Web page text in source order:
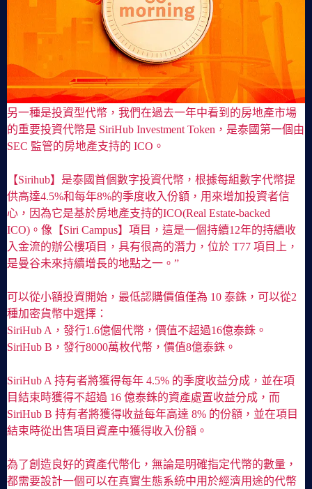
另一種是投資型代幣，我們在過去一年中看到的房地產市場
的重要投資代幣是 SiriHub Investment Token，是泰國第一個由
SEC 監管的房地產支持的 ICO。
【Sirihub】是泰國首個數字投資代幣，根據每組數字代幣提
供高達4.5%和每年8%的季度收入份額，用來增加投資者信
心，因為它是基於房地產支持的ICO(Real Estate-backed
ICO)。像【Siri Campus】項目，這是一個持續12年的持續收
入金流的辦公樓項目，具有很高的潛力，位於 T77 項目上，
是曼谷未來持續增長的地點之一。”
可以從小額投資開始，最低認購價值僅為 10 泰銖，可以從2
種加密貨幣中選擇：
SiriHub A，發行1.6億個代幣，價值不超過16億泰銖。
SiriHub B，發行8000萬枚代幣，價值8億泰銖。
SiriHub A 持有者將獲得每年 4.5% 的季度收益分成，並在項
目結束時獲得不超過 16 億泰銖的資產處置收益分成，而
SiriHub B 持有者將獲得收益每年高達 8% 的份額，並在項目
結束時從出售項目資產中獲得收入份額。
為了創造良好的資產代幣化，無論是明確指定代幣的數量，
都需要設計一個可以在真實生態系統中用於經濟用途的代幣